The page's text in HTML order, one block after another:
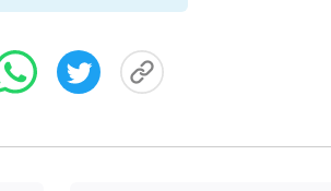
porque velam por vossas